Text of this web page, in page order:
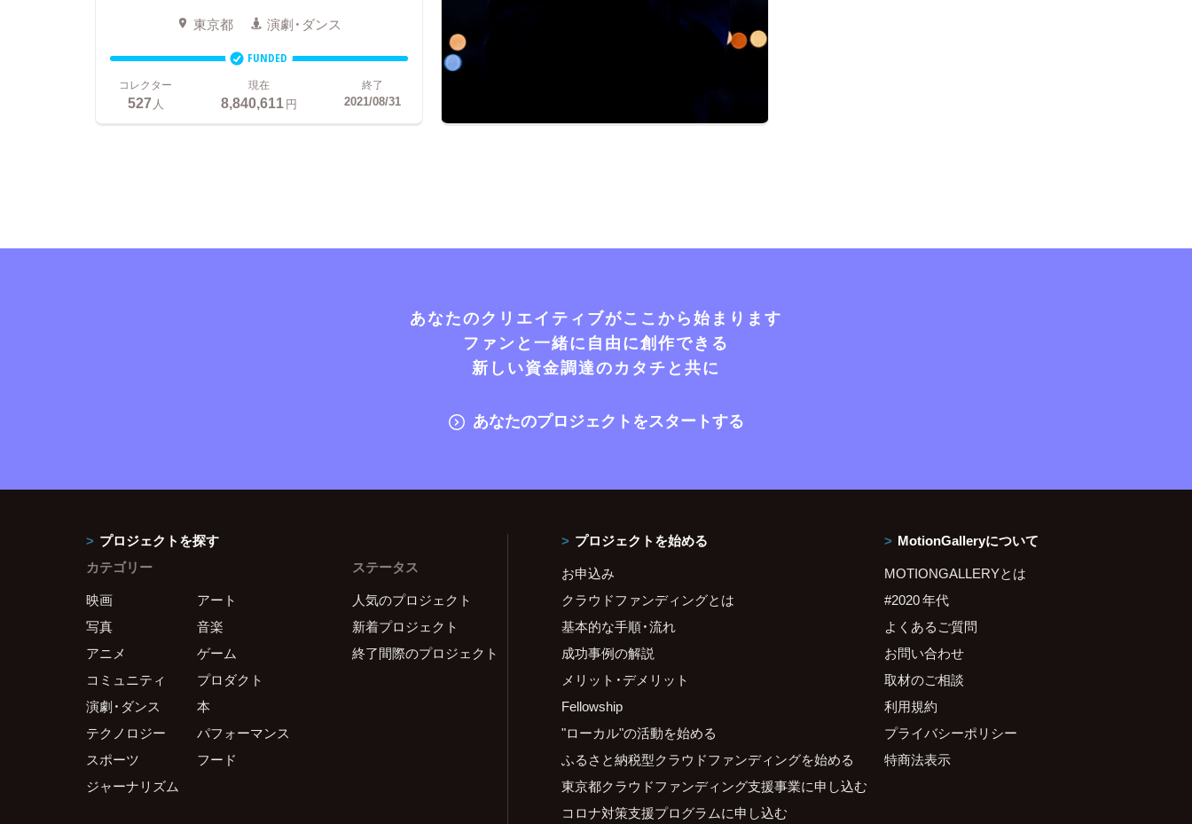
東京都 演劇・ダンス
FUNDED
コレクター
527人
現在
8,840,611円
終了
2021/08/31
あなたのクリエイティブがここから始まります
ファンと一緒に自由に創作できる
新しい資金調達のカタチと共に
あなたのプロジェクトをスタートする
プロジェクトを探す
カテゴリー
映画
アート
写真
音楽
アニメ
ゲーム
コミュニティ
プロダクト
演劇・ダンス
本
テクノロジー
パフォーマンス
スポーツ
フード
ジャーナリズム
ステータス
人気のプロジェクト
新着プロジェクト
終了間際のプロジェクト
プロジェクトを始める
お申込み
クラウドファンディングとは
基本的な手順・流れ
成功事例の解説
メリット・デメリット
Fellowship
"ローカル"の活動を始める
ふるさと納税型クラウドファンディングを始める
東京都クラウドファンディング支援事業に申し込む
コロナ対策支援プログラムに申し込む
MotionGalleryについて
MOTIONGALLERYとは
#2020 年代
よくあるご質問
お問い合わせ
取材のご相談
利用規約
プライバシーポリシー
特商法表示